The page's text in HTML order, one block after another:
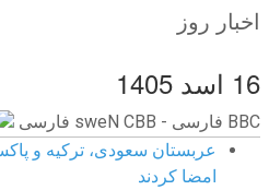
اخبار روز
16 اسد 1405
BBC ‮فارسی - BBC News فارسی
عربستان سعودی، ترکیه و
امضا کردند